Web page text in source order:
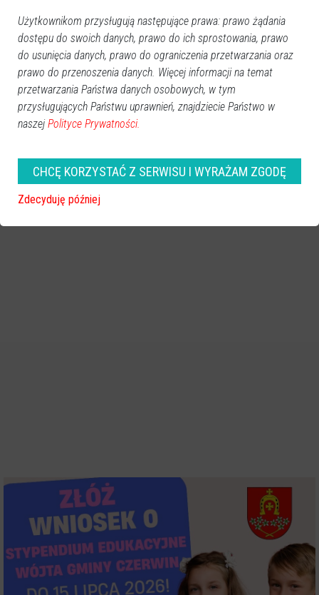
Więcej o Stypendium Edukacyjne Gmina Czerwin
ocen,List Gratulacyjny,Stypendium Absolwenckie
Użytkownikom przysługują następujące prawa: prawo żądania
dostępu do swoich danych, prawo do ich sprostowania, prawo
do usunięcia danych, prawo do ograniczenia przetwarzania oraz
prawo do przenoszenia danych. Więcej informacji na temat
przetwarzania Państwa danych osobowych, w tym
przysługujących Państwu uprawnień, znajdziecie Państwo w
naszej Polityce Prywatności.
CHCĘ KORZYSTAĆ Z SERWISU I WYRAŻAM ZGODĘ
Zdecyduję później